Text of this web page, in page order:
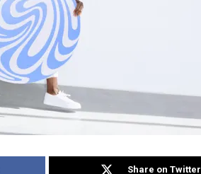
Share on Twitter